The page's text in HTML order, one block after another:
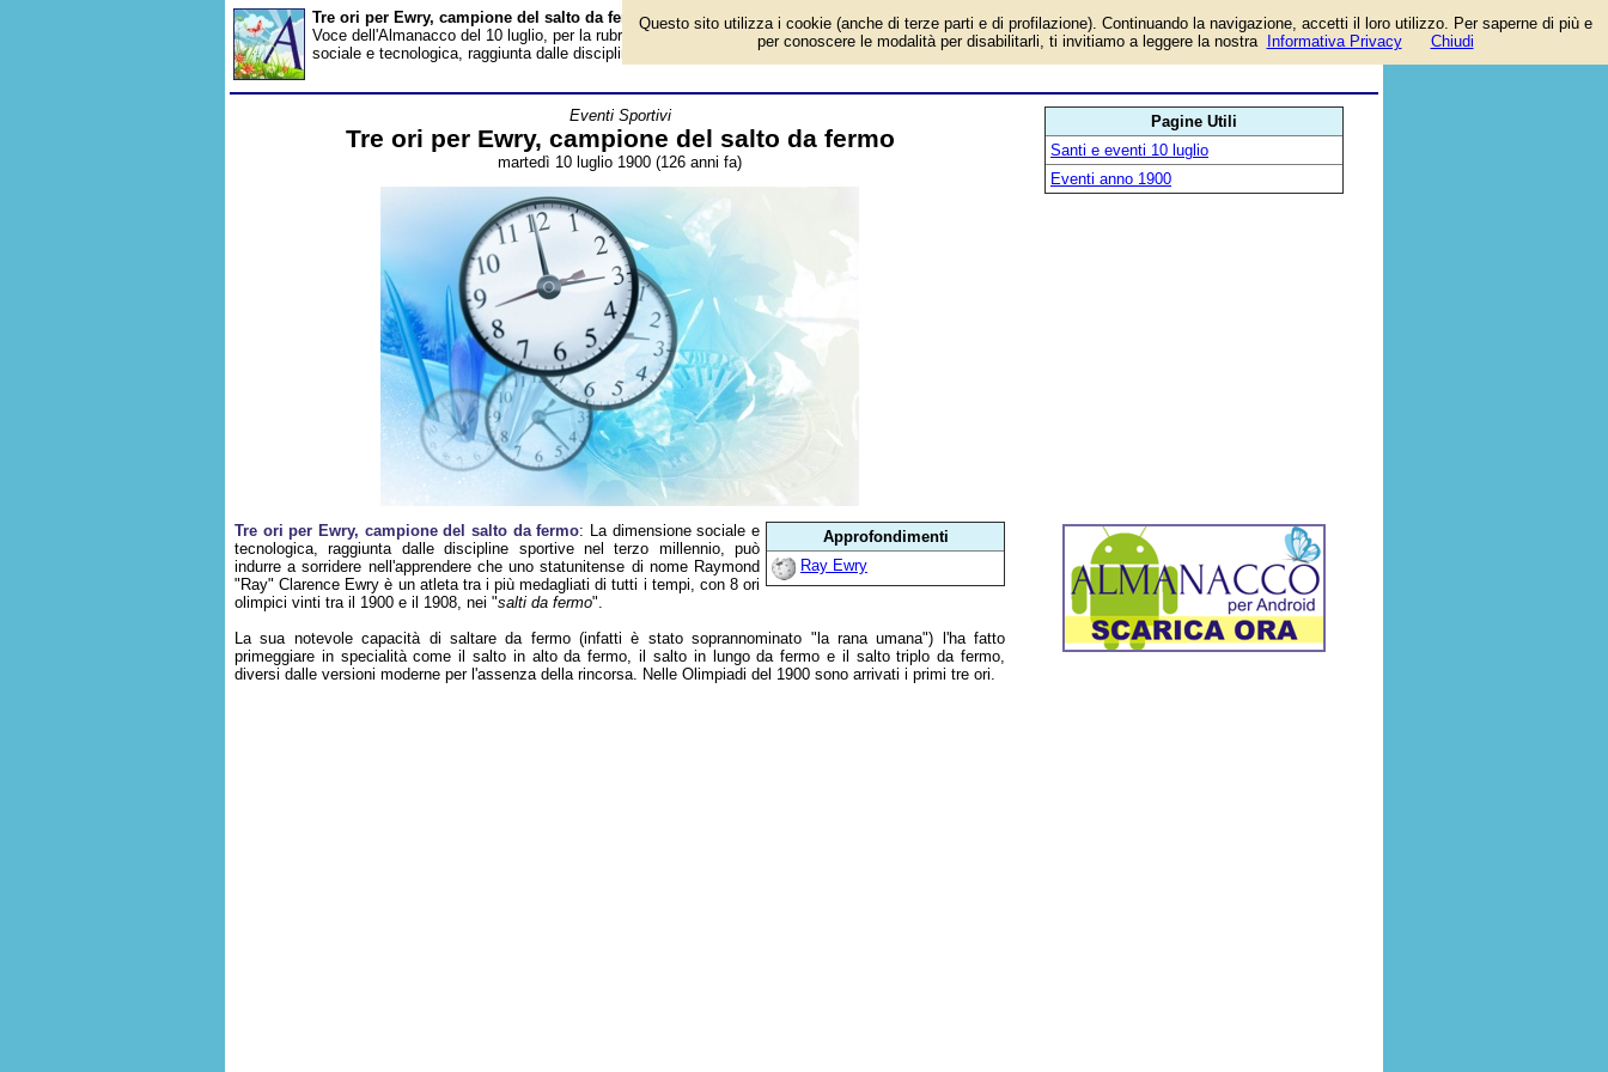
Tre ori per Ewry, campione del salto da fermo - Almanacco
Voce dell'Almanacco del 10 luglio, per la rubrica 'Eventi Sportivi'. Evento avvenuto 126 anni fa. La dimensione
sociale e tecnologica, raggiunta dalle discipline sportive nel terzo millennio, può indurre a sorridere...
Eventi Sportivi
Tre ori per Ewry, campione del salto da fermo
martedì 10 luglio 1900 (126 anni fa)
Approfondimenti
Ray Ewry
Tre ori per Ewry, campione del salto da fermo: La dimensione sociale e
tecnologica, raggiunta dalle discipline sportive nel terzo millennio, può
indurre a sorridere nell'apprendere che uno statunitense di nome Raymond
"Ray" Clarence Ewry è un atleta tra i più medagliati di tutti i tempi, con 8 ori
olimpici vinti tra il 1900 e il 1908, nei "salti da fermo".
La sua notevole capacità di saltare da fermo (infatti è stato soprannominato "la rana umana") l'ha fatto
primeggiare in specialità come il salto in alto da fermo, il salto in lungo da fermo e il salto triplo da fermo,
diversi dalle versioni moderne per l'assenza della rincorsa. Nelle Olimpiadi del 1900 sono arrivati i primi tre ori.
Pagine Utili
Santi e eventi 10 luglio
Eventi anno 1900
Questo sito utilizza i cookie (anche di terze parti e di profilazione). Continuando la navigazione, accetti il loro utilizzo. Per saperne di più e
per conoscere le modalità per disabilitarli, ti invitiamo a leggere la nostra
Informativa Privacy Chiudi